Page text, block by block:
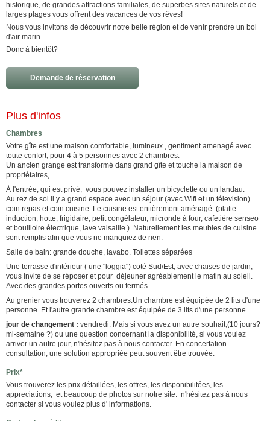
historique, de grandes attractions familiales, de superbes sites naturels et de
larges plages vous offrent des vacances de vos rêves!
Nous vous invitons de découvrir notre belle région et de venir prendre un bol
d'air marin.
Donc à bientôt?
Demande de réservation
Plus d'infos
Chambres
Votre gîte est une maison comfortable, lumineux , gentiment amenagé avec
toute confort, pour 4 à 5 personnes avec 2 chambres.
Un ancien grange est transformé dans grand gîte et touche la maison de
propriétaires,
Á l'entrée, qui est privé, vous pouvez installer un bicyclette ou un landau.
Au rez de sol il y a grand espace avec un séjour (avec Wifi et un télevision)
coin repas et coin cuisine. Le cuisine est entièrement aménagé. (platte
induction, hotte, frigidaire, petit congélateur, micronde à four, cafetière senseo
et bouilloire électrique, lave vaisaille ). Naturellement les meubles de cuisine
sont remplis afin que vous ne manquiez de rien.
Salle de bain: grande douche, lavabo. Toilettes séparées
Une terrasse d'intérieur ( une "loggia") coté Sud/Est, avec chaises de jardin,
vous invite de se réposer et pour déjeuner agréablement le matin au soleil.
Avec des grandes portes ouverts ou fermés
Au grenier vous trouverez 2 chambres.Un chambre est équipée de 2 lits d'une
personne. Et l'autre grande chambre est équipée de 3 lits d'une personne
jour de changement : vendredi. Mais si vous avez un autre souhait,(10 jours?
mi-semaine ?) ou une question concernant la disponibilité, si vous voulez
arriver un autre jour, n'hésitez pas à nous contacter. En concertation
consultation, une solution appropriée peut souvent être trouvée.
Prix*
Vous trouverez les prix détaillées, les offres, les disponibilitées, les
appreciations, et beaucoup de photos sur notre site. n'hésitez pas à nous
contacter si vous voulez plus d' informations.